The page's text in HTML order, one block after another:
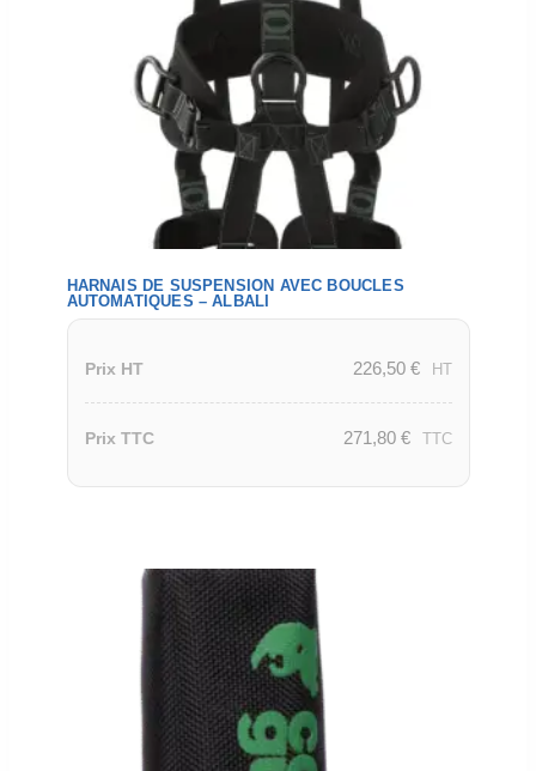
HARNAIS DE SUSPENSION AVEC BOUCLES
AUTOMATIQUES – ALBALI
Prix HT 226,50 € HT
Prix TTC 271,80 € TTC